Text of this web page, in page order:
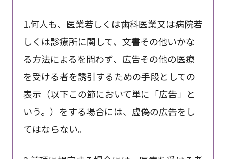
1.何人も、医業若しくは歯科医業又は病院若
しくは診療所に関して、文書その他いかな
る方法によるを問わず、広告その他の医療
を受ける者を誘引するための手段としての
表示（以下この節において単に「広告」と
いう。）をする場合には、虚偽の広告をし
てはならない。